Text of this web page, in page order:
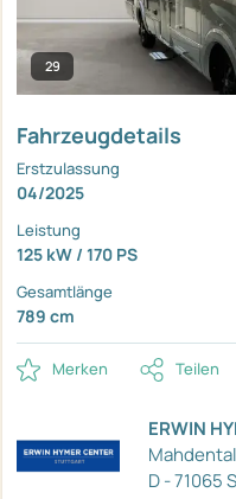
29
Fahrzeugdetails
Erstzulassung
04/2025
Leistung
125 kW / 170 PS
Gesamtlänge
789 cm
Merken Teilen
ERWIN
D - 71065